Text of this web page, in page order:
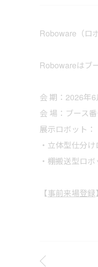
Roboware（ロ
Robowareはブ
会 期：2026年
会 場：ブース
展示ロボット：
・立体型仕分
・棚搬送型ロ
【事前来場登録